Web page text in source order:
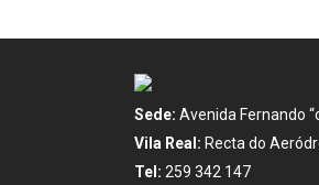
Sede: Avenida Fernando
Vila Real: Recta do
Tel: 259 342 147